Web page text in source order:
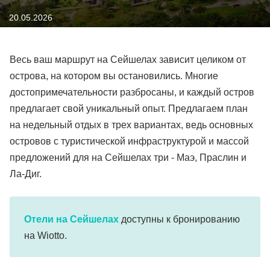
20.05.2026
Весь ваш маршрут на Сейшелах зависит целиком от
острова, на котором вы остановились. Многие
достопримечательности разбросаны, и каждый остров
предлагает свой уникальный опыт. Предлагаем план
на недельный отдых в трех вариантах, ведь основных
островов с туристической инфраструктурой и массой
предложений для на Сейшелах три - Маэ, Праслин и
Ла-Диг.
Отели на Сейшелах доступны к бронированию
на Wiotto.